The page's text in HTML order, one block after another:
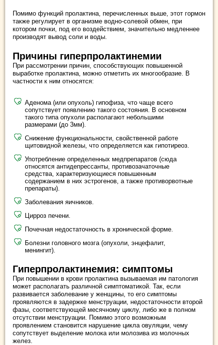
Помимо функций пролактина, перечисленных выше, этот гормон
также регулирует в организме водно-солевой обмен, при
котором почки, под его воздействием, значительно медленнее
производят вывод соли и воды.
Причины гиперпролактинемии
При рассмотрении причин, способствующих повышенной
выработке пролактина, можно отметить их многообразие. В
частности к ним относятся:
Аденома (или опухоль) гипофиза, что чаще всего
сопутствует появлению такого состояния. В основном
такого типа опухоли располагают небольшими
размерами (до 3мм).
Снижение функциональности, свойственной работе
щитовидной железы, что определяется как гипотиреоз.
Употребление определенных медпрепаратов (сюда
относятся антидепрессанты, противозачаточные
средства, характеризующиеся повышенным
содержанием в них эстрогенов, а также противорвотные
препараты).
Заболевания яичников.
Цирроз печени.
Почечная недостаточность в хронической форме.
Болезни головного мозга (опухоли, энцефалит,
менингит).
Гиперпролактинемия: симптомы
При повышении в крови пролактина вызываемая им патология
может располагать различной симптоматикой. Так, если
развивается заболевание у женщины, то его симптомы
проявляются в задержке менструации, недостаточности второй
фазы, соответствующей месячному циклу, либо же в полном
отсутствии менструации. Помимо этого возможным
проявлением становится нарушение цикла овуляции, чему
сопутствует выделение молока или молозива из молочных
желез.